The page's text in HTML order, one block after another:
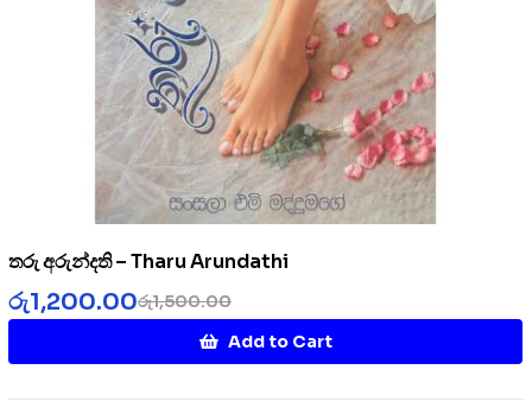
තරු අරුන්දති – Tharu Arundathi
රු1,500.00
රු1,200.00
Add to Cart